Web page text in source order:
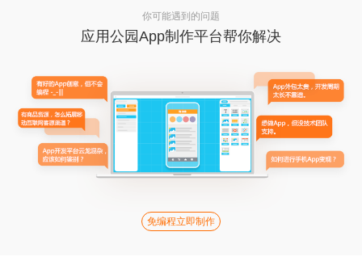
你可能遇到的问题
应用公园App制作平台帮你解决
免编程立即制作